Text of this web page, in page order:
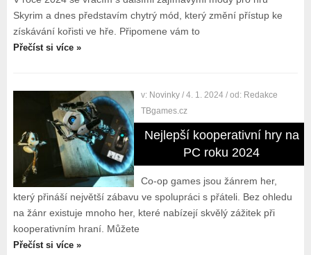
Skyrim a dnes představím chytrý mód, který změní přístup ke
získávání kořisti ve hře. Připomene vám to
Přečíst si více »
v: Novinky / 4. 1. 2024 / od: Redakce
TBgames.cz
Nejlepší kooperativní hry na
PC roku 2024
Co-op games jsou žánrem her,
který přináší největší zábavu ve spolupráci s přáteli. Bez ohledu
na žánr existuje mnoho her, které nabízejí skvělý zážitek při
kooperativním hraní. Můžete
Přečíst si více »